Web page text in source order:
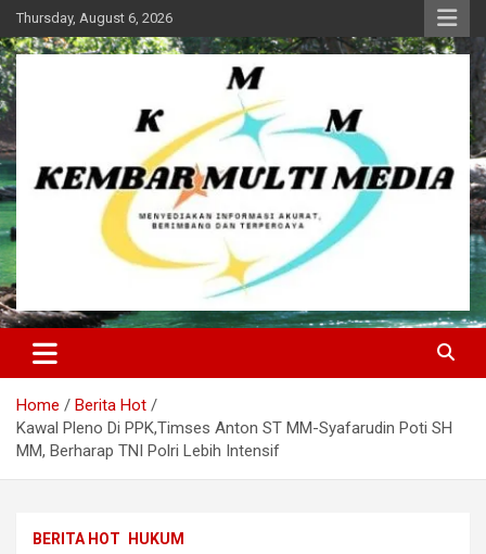
Skip
to
content
Thursday, August 6, 2026
Kembar Multi Media
Home
Berita Hot
Kawal Pleno Di PPK,Timses Anton ST MM-Syafarudin Poti SH
MM, Berharap TNI Polri Lebih Intensif
BERITA HOT HUKUM